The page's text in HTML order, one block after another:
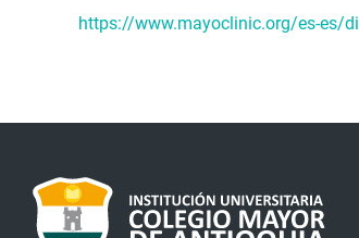
https://www.mayoclinic.org/es-es/